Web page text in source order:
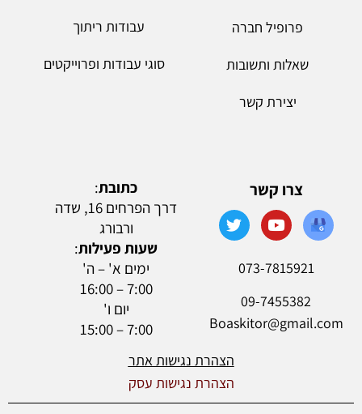
עבודות ריתוך
סוגי עבודות ופרוייקטים
פרופיל חברה
שאלות ותשובות
יצירת קשר
כתובת:
דרך הפרחים 16, שדה
ורבורג
שעות פעילות:
ימים א' – ה'
7:00 – 16:00
יום ו'
7:00 – 15:00
צרו קשר
073-7815921
09-7455382
Boaskitor@gmail.com
הצהרת נגישות אתר
הצהרת נגישות עסק